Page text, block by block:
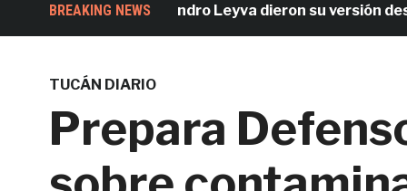
BREAKING NEWS
por Alejandro Leyva dieron su versión desde
TUCÁN DIARIO
Prepara